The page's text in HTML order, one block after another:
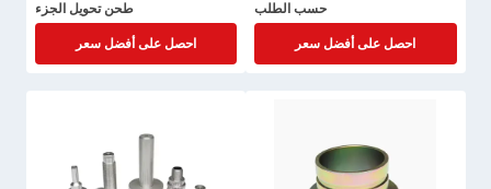
حسب الطلب
احصل على أفضل سعر
طحن تحويل الجزء
احصل على أفضل سعر